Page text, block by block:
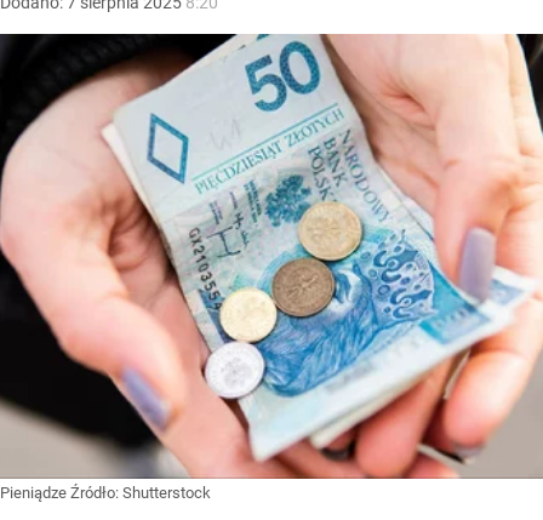
Pieniądze Źródło: Shutterstock